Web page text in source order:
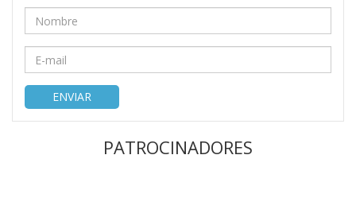
ENVIAR
PATROCINADORES